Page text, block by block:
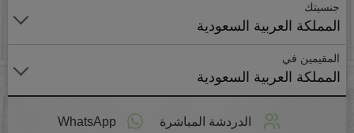
جنسيتك
المملكة العربية السعودية
المقيمين في
المملكة العربية السعودية
الدردشة المباشرة WhatsApp